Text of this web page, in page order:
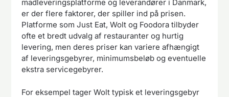
madleveringsplatforme og leverandører i Danmark,
er der flere faktorer, der spiller ind på prisen.
Platforme som Just Eat, Wolt og Foodora tilbyder
ofte et bredt udvalg af restauranter og hurtig
levering, men deres priser kan variere afhængigt
af leveringsgebyrer, minimumsbeløb og eventuelle
ekstra servicegebyrer.
For eksempel tager Wolt typisk et leveringsgebyr